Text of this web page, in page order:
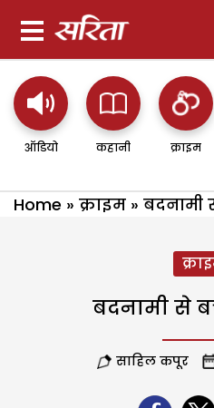
ऑडियो कहानी क्राइम
Home » क्राइम »
बदनामी से
साहिल कपूर